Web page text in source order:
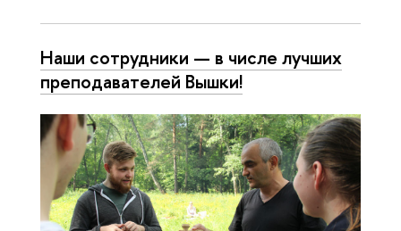
Наши сотрудники — в числе лучших
пре­по­да­ва­те­лей Вышки!